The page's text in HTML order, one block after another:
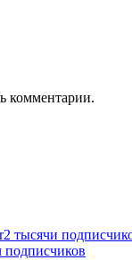
комментарии.
2 тысячи
подписчиков